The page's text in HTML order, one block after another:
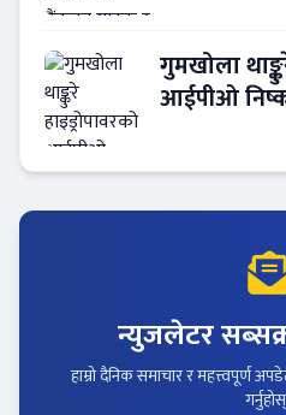
गुमखोला
आईपीओ
न्युजलेटर
हाम्रो दैनिक समाचार र महत्त्वपूर्ण